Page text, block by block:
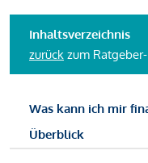
Inhaltsverzeichnis
zurück zum
Was kann ich mir
Überblick